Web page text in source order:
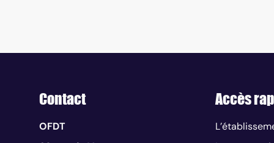
Contact
OFDT
Accès